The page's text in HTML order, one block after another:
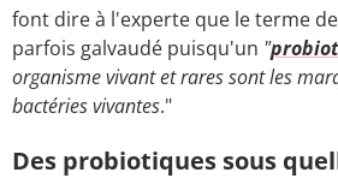
font dire à l'experte que le terme
parfois galvaudé puisqu'un "
organisme vivant et rares sont les
bactéries vivantes."
Des probiotiques sous